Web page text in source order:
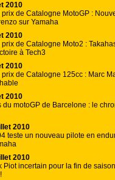
2010
prix de Catalogne MotoGP :
sur Yamaha
2010
prix de Catalogne Moto2 :
à Tech3
2010
prix de Catalogne 125cc : Marc
2010
du motoGP de Barcelone : le
2010
teste un nouveau pilote en
2010
Piot incertain pour la fin de